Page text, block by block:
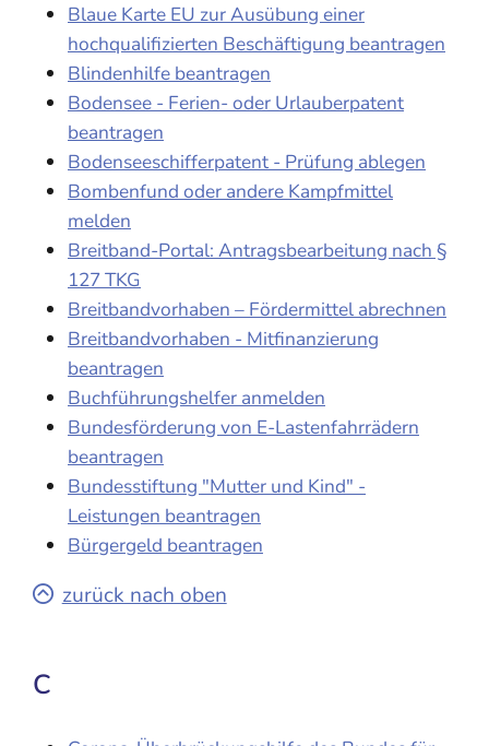
Blaue Karte EU zur Ausübung einer
hochqualifizierten Beschäftigung beantragen
Blindenhilfe beantragen
Bodensee - Ferien- oder Urlauberpatent
beantragen
Bodenseeschifferpatent - Prüfung ablegen
Bombenfund oder andere Kampfmittel
melden
Breitband-Portal: Antragsbearbeitung nach §
127 TKG
Breitbandvorhaben – Fördermittel abrechnen
Breitbandvorhaben - Mitfinanzierung
beantragen
Buchführungshelfer anmelden
Bundesförderung von E-Lastenfahrrädern
beantragen
Bundesstiftung "Mutter und Kind" -
Leistungen beantragen
Bürgergeld beantragen
zurück nach oben
C